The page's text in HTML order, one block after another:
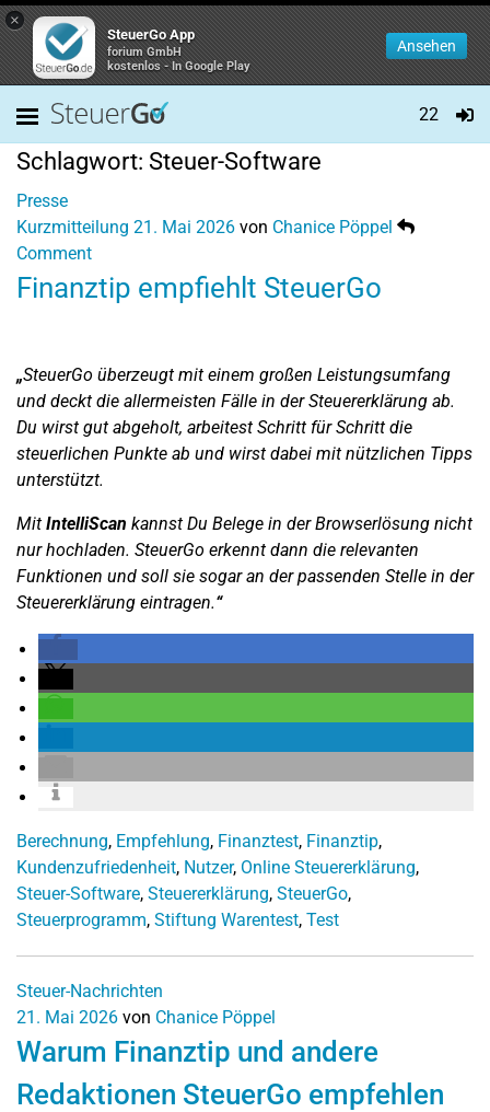
×
SteuerGo App
forium GmbH
kostenlos - In Google Play
Ansehen
22
Schlagwort: Steuer-Software
Presse
Kurzmitteilung 21. Mai 2026 von Chanice Pöppel
Comment
Finanztip empfiehlt SteuerGo
„SteuerGo überzeugt mit einem großen Leistungsumfang
und deckt die allermeisten Fälle in der Steuererklärung ab.
Du wirst gut abgeholt, arbeitest Schritt für Schritt die
steuerlichen Punkte ab und wirst dabei mit nützlichen Tipps
unterstützt.
Mit IntelliScan kannst Du Belege in der Browserlösung nicht
nur hochladen. SteuerGo erkennt dann die relevanten
Funktionen und soll sie sogar an der passenden Stelle in der
Steuererklärung eintragen.“
Berechnung, Empfehlung, Finanztest, Finanztip,
Kundenzufriedenheit, Nutzer, Online Steuererklärung,
Steuer-Software, Steuererklärung, SteuerGo,
Steuerprogramm, Stiftung Warentest, Test
Steuer-Nachrichten
21. Mai 2026 von Chanice Pöppel
Warum Finanztip und andere
Redaktionen SteuerGo empfehlen